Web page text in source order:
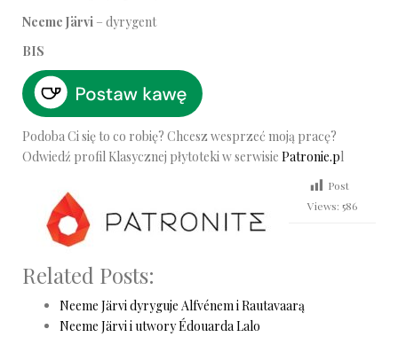
Neeme Järvi – dyrygent
BIS
Podoba Ci się to co robię? Chcesz wesprzeć moją pracę?
Odwiedź profil Klasycznej płytoteki w serwisie Patronie.pl
Post
Views: 586
Related Posts:
Neeme Järvi dyryguje Alfvénem i Rautavaarą
Neeme Järvi i utwory Édouarda Lalo